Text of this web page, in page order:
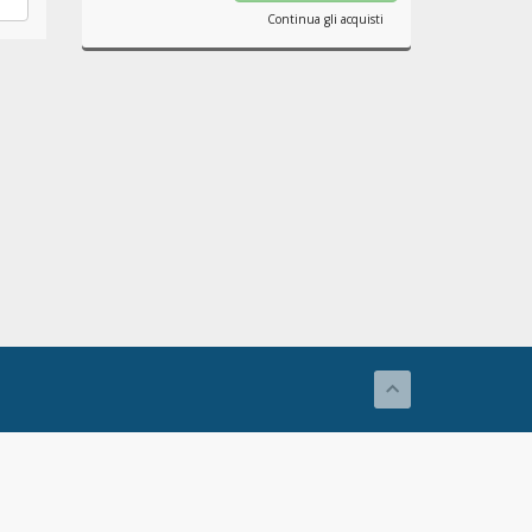
Continua gli acquisti